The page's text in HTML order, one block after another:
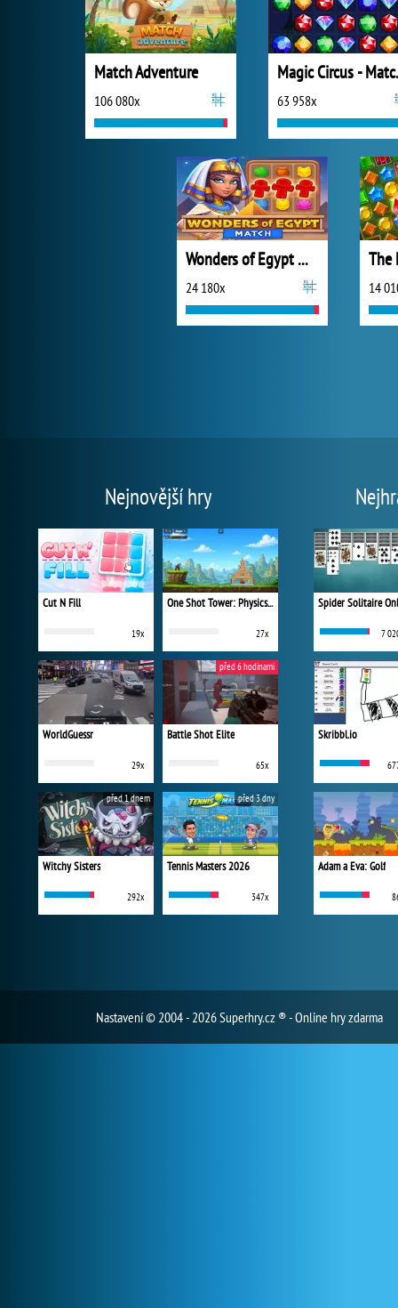
Match Adventure
106 080x 63 958x
Wonders of Egypt Match
24 180x
The
14
Nejnovější hry
Cut N Fill
19x
One Shot Tower: Physics Destroyer
27x
WorldGuessr
29x
Battle Shot Elite
65x
před 6 hodinami
Witchy Sisters
292x
před 1 dnem
Tennis Masters 2026
347x
před 3 dny
Spider Solitaire
7
Skribbl.io
Adam a Eva: Golf
Nastavení© 2004 - 2026 Superhry.cz ® - Online hry zdarma